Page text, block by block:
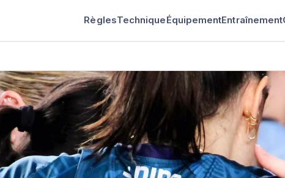
RèglesTechniqueÉquipementEntraînement